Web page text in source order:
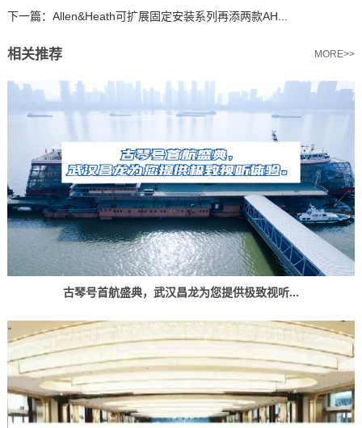
下一篇： Allen&Heath可扩展固定安装系列再添两款AH...
相关推荐 MORE>>
古琴号首航盛典，武汉昌龙为您提供极致视听...